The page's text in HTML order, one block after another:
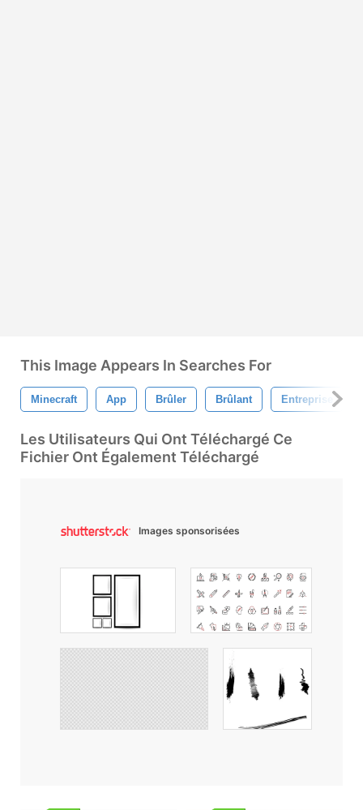
This Image Appears In Searches For
Minecraft App Brûler Brûlant Entreprise
Les Utilisateurs Qui Ont Téléchargé Ce
Fichier Ont Également Téléchargé
Images sponsorisées